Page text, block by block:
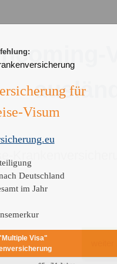
für
Visum
Deutschland
im Jahr
Visa"